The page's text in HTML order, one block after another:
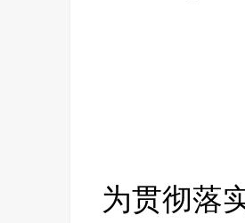
为贯彻落